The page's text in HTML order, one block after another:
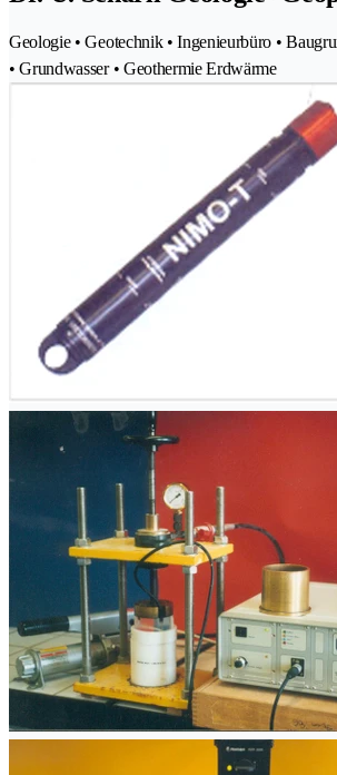
Geologie • Geotechnik • Ingenieurbüro •
• Grundwasser • Geothermie Erdwärme